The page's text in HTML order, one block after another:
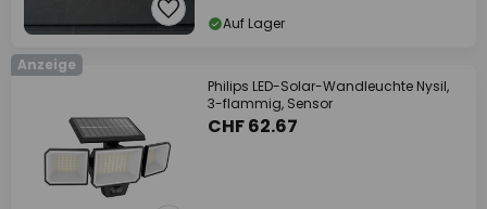
Auf Lager
Anzeige
Philips LED-Solar-Wandleuchte Nysil,
3-flammig, Sensor
CHF 62.67